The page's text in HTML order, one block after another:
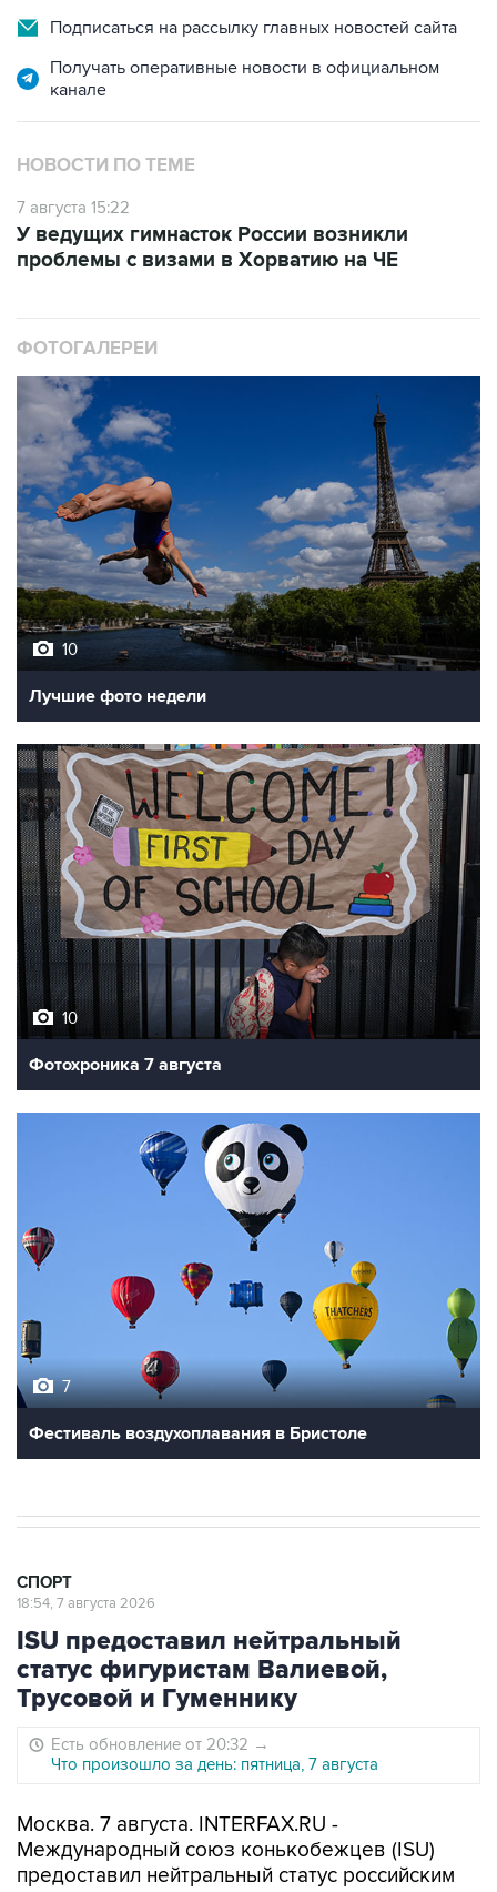
Подписаться на рассылку главных новостей сайта
Получать оперативные новости в официальном
канале
НОВОСТИ ПО ТЕМЕ
7 августа 15:22
У ведущих гимнасток России возникли
проблемы с визами в Хорватию на ЧЕ
ФОТОГАЛЕРЕИ
10
Лучшие фото недели
10
Фотохроника 7 августа
7
Фестиваль воздухоплавания в Бристоле
СПОРТ
18:54, 7 августа 2026
ISU предоставил нейтральный
статус фигуристам Валиевой,
Трусовой и Гуменнику
Есть обновление от 20:32 →
Что произошло за день: пятница, 7 августа
Москва. 7 августа. INTERFAX.RU -
Международный союз конькобежцев (ISU)
предоставил нейтральный статус российским